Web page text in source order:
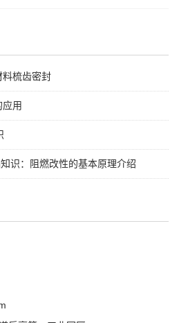
料梳齿密封
用
识：阻燃改性的基本原理介绍